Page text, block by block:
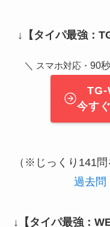
↓ 【タイパ最強：
＼ スマホ対応・ 90
TG-
今す
（※じっくり141
過去問
↓ 【タイパ最強：